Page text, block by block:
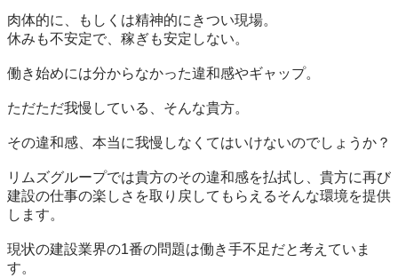
肉体的に、もしくは精神的にきつい現場。
休みも不安定で、稼ぎも安定しない。
働き始めには分からなかった違和感やギャップ。
ただただ我慢している、そんな貴方。
その違和感、本当に我慢しなくてはいけないのでしょうか？
リムズグループでは貴方のその違和感を払拭し、貴方に再び
建設の仕事の楽しさを取り戻してもらえるそんな環境を提供
します。
現状の建設業界の1番の問題は働き手不足だと考えていま
す。